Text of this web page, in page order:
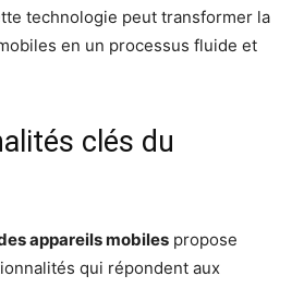
technologie peut transformer la
en un processus fluide et
clés du
appareils mobiles propose
qui répondent aux